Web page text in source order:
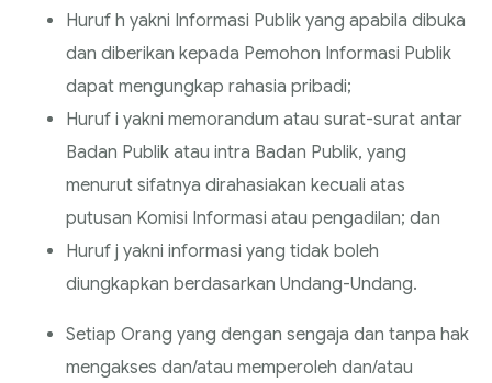
Huruf h yakni Informasi Publik yang apabila dibuka
dan diberikan kepada Pemohon Informasi Publik
dapat mengungkap rahasia pribadi;
Huruf i yakni memorandum atau surat-surat antar
Badan Publik atau intra Badan Publik, yang
menurut sifatnya dirahasiakan kecuali atas
putusan Komisi Informasi atau pengadilan; dan
Huruf j yakni informasi yang tidak boleh
diungkapkan berdasarkan Undang-Undang.
Setiap Orang yang dengan sengaja dan tanpa hak
mengakses dan/atau memperoleh dan/atau